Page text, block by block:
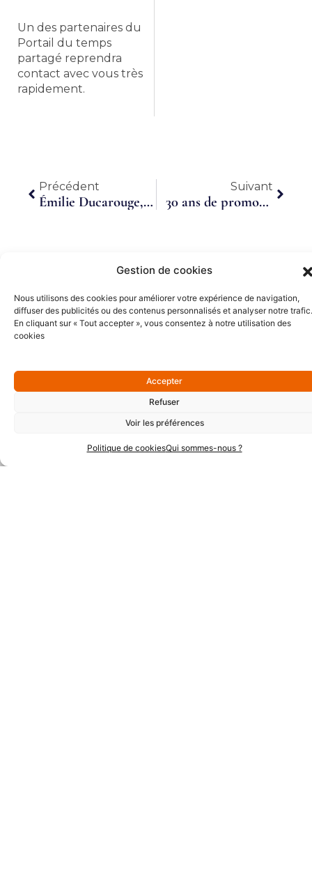
Gestion de cookies
Nous utilisons des cookies pour améliorer votre expérience de navigation,
diffuser des publicités ou des contenus personnalisés et analyser notre trafic.
En cliquant sur « Tout accepter », vous consentez à notre utilisation des
cookies
Accepter
Refuser
Voir les préférences
Politique de cookiesQui sommes-nous ?
Un des partenaires du
Portail du temps
partagé reprendra
contact avec vous très
rapidement.
Précédent
Précédent
Émilie Ducarouge, « bras droit des dirigeants », vous propose son expertise dans les ressources humaines, à temps partagé.
Suivant
30 ans de promotion de l’excellence professionnelle en temps partagé